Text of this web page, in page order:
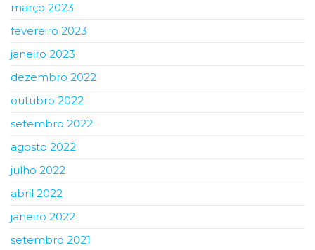
março 2023
fevereiro 2023
janeiro 2023
dezembro 2022
outubro 2022
setembro 2022
agosto 2022
julho 2022
abril 2022
janeiro 2022
setembro 2021